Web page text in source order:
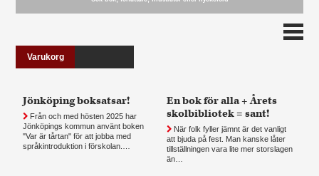
Varukorg
Jönköping boksatsar!
Från och med hösten 2025 har
Jönköpings kommun använt boken
"Var är tårtan" för att jobba med
språkintroduktion i förskolan.…
En bok för alla + Årets
skolbibliotek = sant!
När folk fyller jämnt är det vanligt
att bjuda på fest. Man kanske låter
tillställningen vara lite mer storslagen
än…